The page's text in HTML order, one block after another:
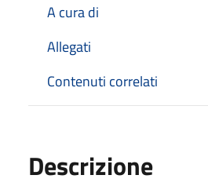
A cura di
Allegati
Contenuti correlati
Descrizione